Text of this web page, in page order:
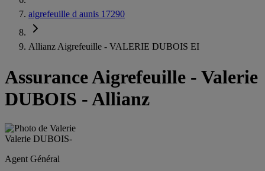
aigrefeuille d aunis 17290
Allianz Aigrefeuille - VALERIE DUBOIS EI
Assurance Aigrefeuille - Valerie
DUBOIS - Allianz
Valerie DUBOIS-
Agent Général